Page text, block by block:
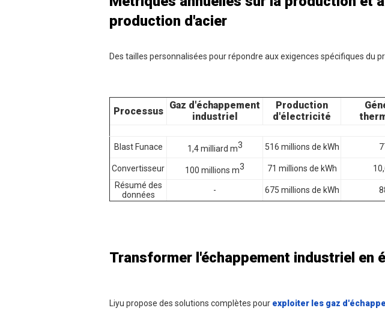
production d'acier
Des tailles personnalisées pour répondre aux exigences spécifiques du
Processus
Gaz d'échappement
industriel
Production
d'électricité
Blast Funace 1,4 milliard m3 516 millions de kWh
Convertisseur 100 millions m3 71 millions de kWh
Résumé des
données
- 675 millions de kWh
Transformer l'échappement industriel en
Liyu propose des solutions complètes pour exploiter les gaz